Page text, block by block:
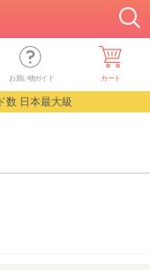
お買い物ガイド カート
数 日本最大級